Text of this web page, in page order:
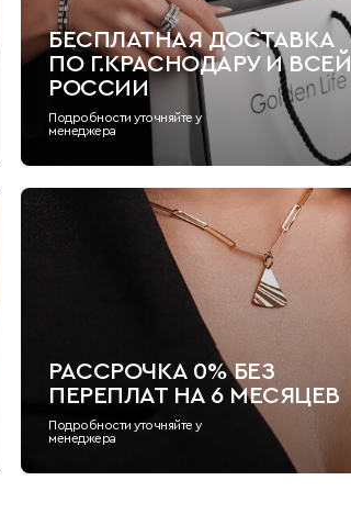
БЕСПЛАТНАЯ ДОСТАВКА
ПО Г.КРАСНОДАРУ И ВСЕЙ
РОССИИ
Подробности уточняйте у
менеджера
РАССРОЧКА 0% БЕЗ
ПЕРЕПЛАТ НА 6 МЕСЯЦЕВ
Подробности уточняйте у
менеджера